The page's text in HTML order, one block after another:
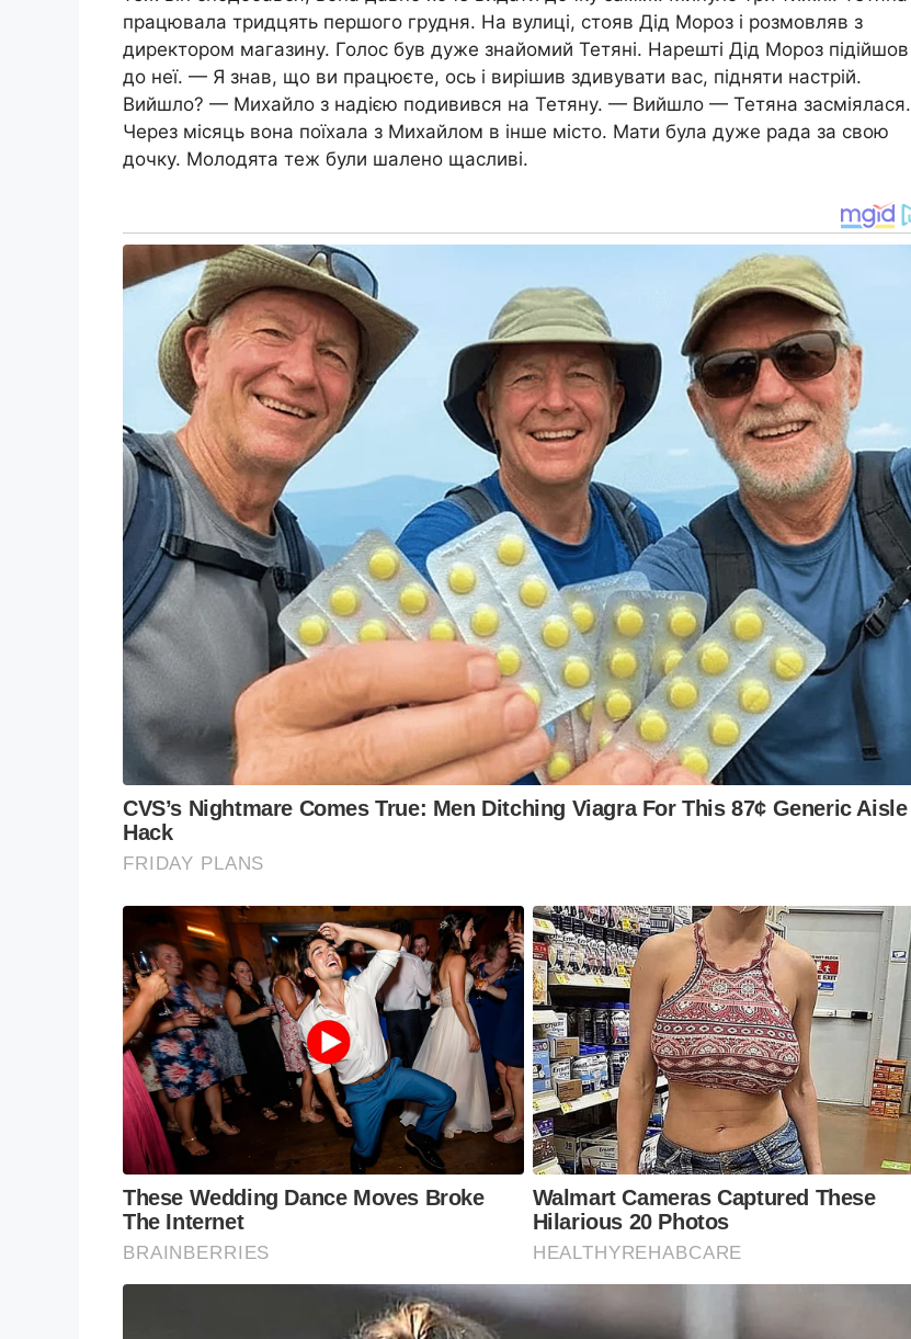
працювала тридцять першого грудня. На вулиці, стояв Дід Мороз і розмовляв з
директором магазину. Голос був дуже знайомий Тетяні. Нарешті Дід Мороз підійшов
до неї. — Я знав, що ви працюєте, ось і вирішив здивувати вас, підняти настрій.
Вийшло? — Михайло з надією подивився на Тетяну. — Вийшло — Тетяна засміялася.
Через місяць вона поїхала з Михайлом в інше місто. Мати була дуже рада за свою
дочку. Молодята теж були шалено щасливі.